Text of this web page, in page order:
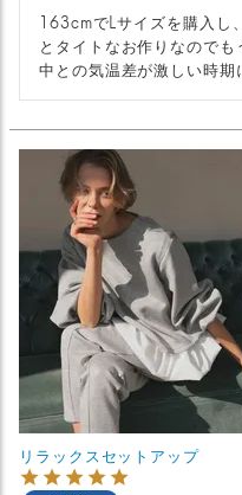
163cmでLサイズを購入し
とタイトなお作りなので
中との気温差が激しい時期
リラックスセットアップ